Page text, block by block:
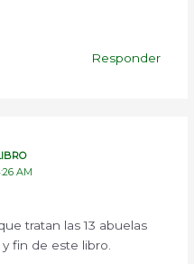
Responder
AM
tratan las 13 abuelas
fin de este libro.